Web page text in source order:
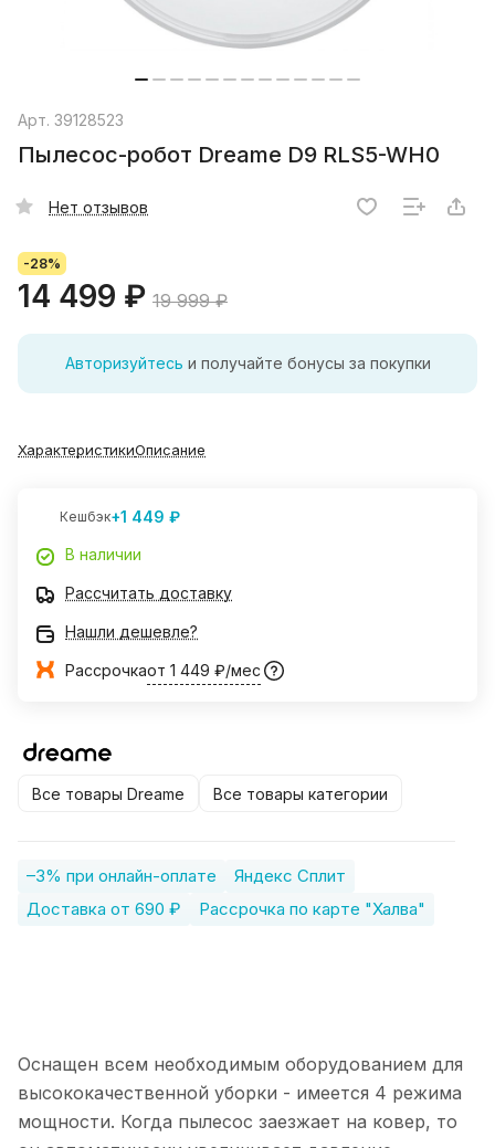
Арт. 39128523
Пылесос-робот Dreame D9 RLS5-WH0
Нет отзывов
-28%
14 499 ₽ 19 999 ₽
Авторизуйтесь и получайте бонусы за покупки
ХарактеристикиОписание
Кешбэк+1 449 ₽
В наличии
Рассчитать доставку
Нашли дешевле?
Рассрочкаот 1 449 ₽/мес
Все товары Dreame Все товары категории
–3% при онлайн-оплате
Яндекс Сплит
Доставка от 690 ₽
Рассрочка по карте "Халва"
Оснащен всем необходимым оборудованием для
высококачественной уборки - имеется 4 режима
мощности. Когда пылесос заезжает на ковер, то